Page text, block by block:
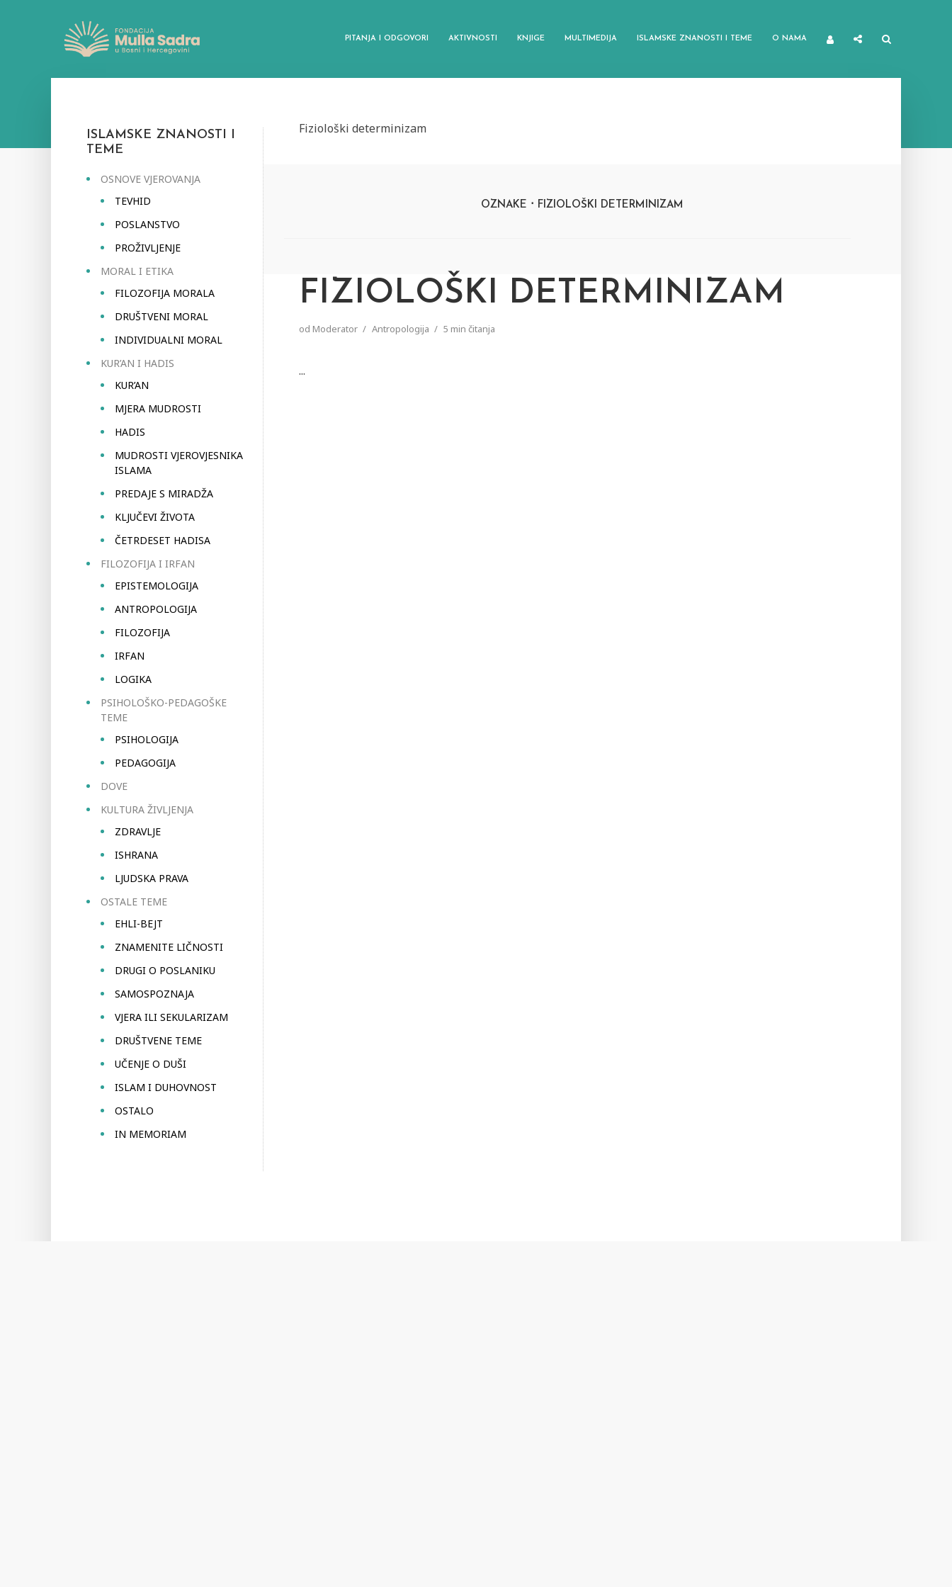
PITANJA I ODGOVORI AKTIVNOSTI KNJIGE MULTIMEDIJA ISLAMSKE ZNANOSTI I TEME O NAMA
ISLAMSKE ZNANOSTI I
TEME
OSNOVE VJEROVANJA
TEVHID
POSLANSTVO
PROŽIVLJENJE
MORAL I ETIKA
FILOZOFIJA MORALA
DRUŠTVENI MORAL
INDIVIDUALNI MORAL
KUR’AN I HADIS
KUR’AN
MJERA MUDROSTI
HADIS
MUDROSTI VJEROVJESNIKA
ISLAMA
PREDAJE S MIRADŽA
KLJUČEVI ŽIVOTA
ČETRDESET HADISA
FILOZOFIJA I IRFAN
EPISTEMOLOGIJA
ANTROPOLOGIJA
FILOZOFIJA
IRFAN
LOGIKA
PSIHOLOŠKO-PEDAGOŠKE
TEME
PSIHOLOGIJA
PEDAGOGIJA
DOVE
KULTURA ŽIVLJENJA
ZDRAVLJE
ISHRANA
LJUDSKA PRAVA
OSTALE TEME
EHLI-BEJT
ZNAMENITE LIČNOSTI
DRUGI O POSLANIKU
SAMOSPOZNAJA
VJERA ILI SEKULARIZAM
DRUŠTVENE TEME
UČENJE O DUŠI
ISLAM I DUHOVNOST
OSTALO
IN MEMORIAM
Fiziološki determinizam
OZNAKE FIZIOLOŠKI DETERMINIZAM
FIZIOLOŠKI DETERMINIZAM
od Moderator Antropologija 5 min čitanja
...